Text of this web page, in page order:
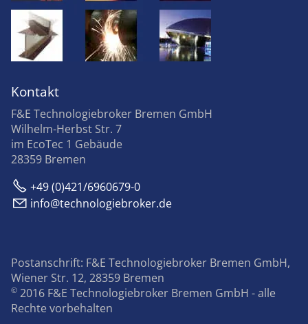
Kontakt
F&E Technologiebroker Bremen GmbH
Wilhelm-Herbst Str. 7
im EcoTec 1 Gebäude
28359 Bremen
+49 (0)421/6960679-0
nf
t chn l g br k r d
Postanschrift: F&E Technologiebroker Bremen GmbH,
Wiener Str. 12, 28359 Bremen
© 2016 F&E Technologiebroker Bremen GmbH - alle
Rechte vorbehalten